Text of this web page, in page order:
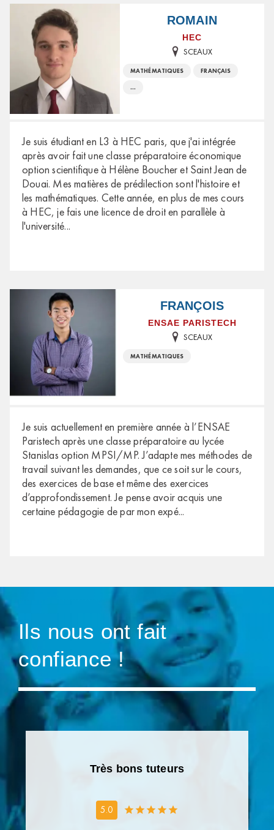
ROMAIN
HEC
SCEAUX
MATHÉMATIQUES FRANÇAIS
...
Je suis étudiant en L3 à HEC paris, que j'ai intégrée
après avoir fait une classe préparatoire économique
option scientifique à Hélène Boucher et Saint Jean de
Douai. Mes matières de prédilection sont l'histoire et
les mathématiques. Cette année, en plus de mes cours
à HEC, je fais une licence de droit en parallèle à
l'université...
FRANÇOIS
ENSAE PARISTECH
SCEAUX
MATHÉMATIQUES
Je suis actuellement en première année à l’ENSAE
Paristech après une classe préparatoire au lycée
Stanislas option MPSI/MP. J’adapte mes méthodes de
travail suivant les demandes, que ce soit sur le cours,
des exercices de base et même des exercices
d’approfondissement. Je pense avoir acquis une
certaine pédagogie de par mon expé...
Ils nous ont fait
confiance !
Très bons tuteurs
5.0